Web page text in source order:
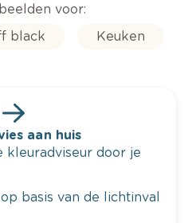
voor:
black Keuken
aan huis
kleuradviseur door je
basis van de lichtinval